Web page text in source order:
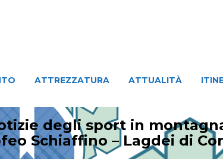
ATTREZZATURA ATTUALITÀ
degli sport in
Schiaffino – Lagdei di